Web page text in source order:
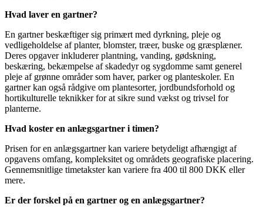
Hvad laver en gartner?
En gartner beskæftiger sig primært med dyrkning, pleje og
vedligeholdelse af planter, blomster, træer, buske og græsplæner.
Deres opgaver inkluderer plantning, vanding, gødskning,
beskæring, bekæmpelse af skadedyr og sygdomme samt generel
pleje af grønne områder som haver, parker og planteskoler. En
gartner kan også rådgive om plantesorter, jordbundsforhold og
hortikulturelle teknikker for at sikre sund vækst og trivsel for
planterne.
Hvad koster en anlægsgartner i timen?
Prisen for en anlægsgartner kan variere betydeligt afhængigt af
opgavens omfang, kompleksitet og områdets geografiske placering.
Gennemsnitlige timetakster kan variere fra 400 til 800 DKK eller
mere.
Er der forskel på en gartner og en anlægsgartner?